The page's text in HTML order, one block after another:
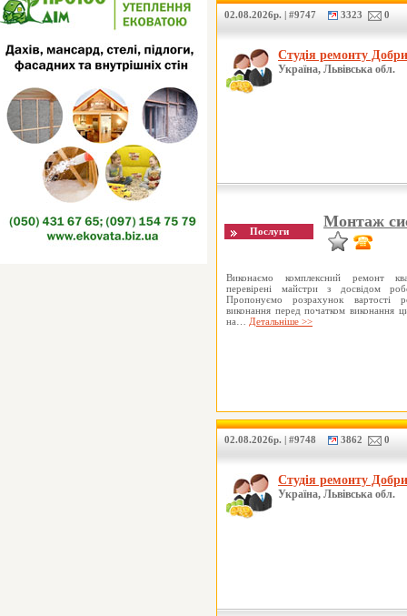
02.08.2026р. | #9747 3323 0
Студія ремонту
Україна, Львівська обл.
Монтаж
Виконаємо комплексний ремонт
перевірені майстри з досвідом
Пропонуємо розрахунок вартості
виконання перед початком виконання
на… Детальніше >>
02.08.2026р. | #9748 3862 0
Студія ремонту
Україна, Львівська обл.